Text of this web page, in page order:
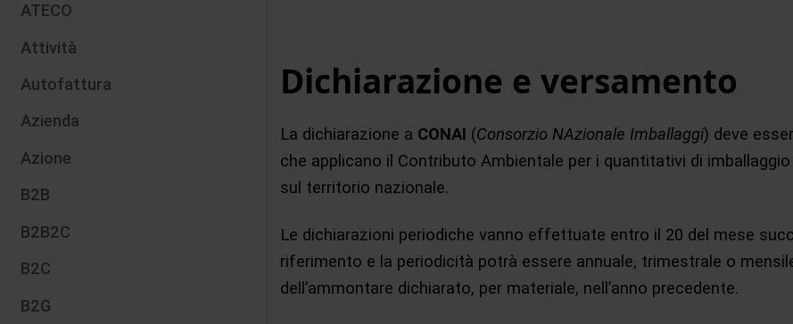
ATECO
Attività
Autofattura
Azienda
Azione
B2B
B2B2C
B2C
B2G
Dichiarazione e versamento
La dichiarazione a CONAI (Consorzio NAzionale Imballaggi) deve
che applicano il Contributo Ambientale per i quantitativi di
sul territorio nazionale.
Le dichiarazioni periodiche vanno effettuate entro il 20 del mese
riferimento e la periodicità potrà essere annuale, trimestrale o
dell’ammontare dichiarato, per materiale, nell’anno precedente.